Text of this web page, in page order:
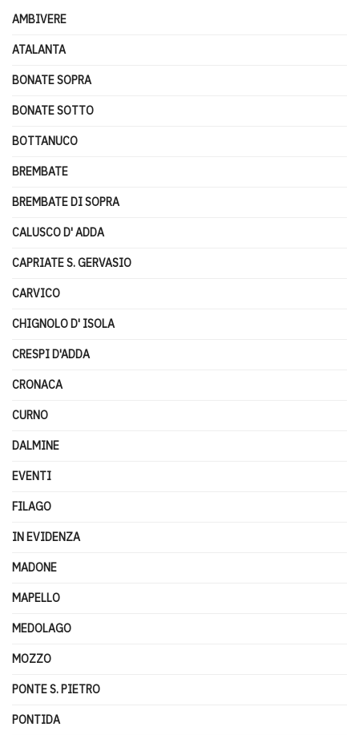
AMBIVERE
ATALANTA
BONATE SOPRA
BONATE SOTTO
BOTTANUCO
BREMBATE
BREMBATE DI SOPRA
CALUSCO D' ADDA
CAPRIATE S. GERVASIO
CARVICO
CHIGNOLO D' ISOLA
CRESPI D'ADDA
CRONACA
CURNO
DALMINE
EVENTI
FILAGO
IN EVIDENZA
MADONE
MAPELLO
MEDOLAGO
MOZZO
PONTE S. PIETRO
PONTIDA